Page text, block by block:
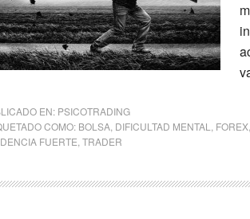
EN: PSICOTRADING
COMO: BOLSA DIFICULTAD MENTAL FOREX
FUERTE TRADER